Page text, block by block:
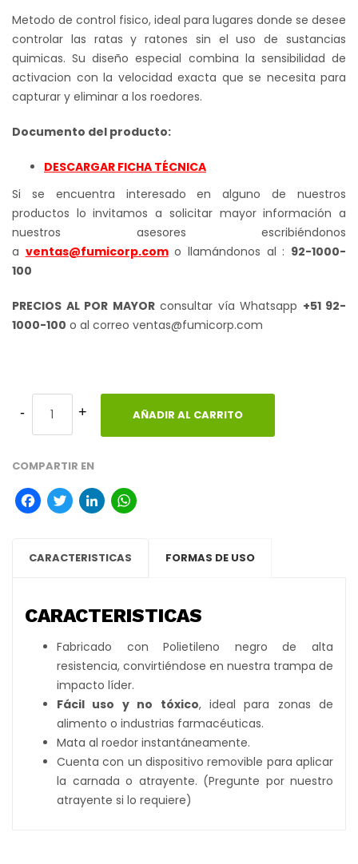
original
era:
S/ 30.00.
actual
es:
Metodo de control fisico, ideal para lugares donde se desee
controlar las ratas y ratones sin el uso de sustancias
quimicas. Su diseño especial combina la sensibilidad de
activacion con la velocidad exacta que se necesita para
capturar y eliminar a los roedores.
Documento del producto:
DESCARGAR FICHA TÉCNICA
Si se encuentra interesado en alguno de nuestros
productos lo invitamos a solicitar mayor información a
nuestros asesores escribiéndonos
a ventas@fumicorp.como llamándonos al : 92-1000-
100
PRECIOS AL POR MAYORconsultar vía Whatsapp +51 92-
1000-100 o al correo ventas@fumicorp.com
AÑADIR AL CARRITO
COMPARTIR EN
Facebook
TwitterLinkedIn
CARACTERISTICAS FORMAS DE USO
CARACTERISTICAS
Fabricado con Polietileno negro de alta
resistencia, convirtiéndose en nuestra trampa de
impacto líder.
Fácil uso y no tóxico, ideal para zonas de
alimento o industrias farmacéuticas.
Mata al roedor instantáneamente.
Cuenta con un dispositivo removible para aplicar
la carnada o atrayente. (Pregunte por nuestro
atrayente si lo requiere)